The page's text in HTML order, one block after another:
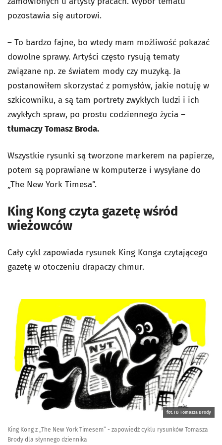
pozostawia się autorowi.
– To bardzo fajne, bo wtedy mam możliwość pokazać
dowolne sprawy. Artyści często rysują tematy
związane np. ze światem mody czy muzyką. Ja
postanowiłem skorzystać z pomysłów, jakie notuję w
szkicowniku, a są tam portrety zwykłych ludzi i ich
zwykłych spraw, po prostu codziennego życia –
tłumaczy Tomasz Broda.
Wszystkie rysunki są tworzone markerem na papierze,
potem są poprawiane w komputerze i wysyłane do
„The New York Timesa”.
King Kong czyta gazetę wśród
wieżowców
Cały cykl zapowiada rysunek King Konga czytającego
gazetę w otoczeniu drapaczy chmur.
fot. FB Tomasza Brody
King Kong z „The New York Timesem” - zapowiedź cyklu rysunków Tomasza
Brody dla słynnego dziennika